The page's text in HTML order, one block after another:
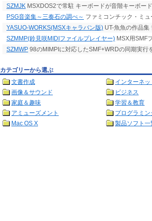
SZMJK MSXDOS2で常駐 キーボードが音階キーボー
PSG音楽集～三奏石の調べ～ ファミコンチック・ミュ
YASUO-WORKS(MSXキャラバン版) UT-魚魚の作品
SZMMP(鈴見咲MIDIファイルプレイヤー) MSX用SMF
SZMWP 98のMIMPIに対応したSMF+WRDの同期実行
カテゴリーから選ぶ
文書作成
インターネ
画像＆サウンド
ビジネス
家庭＆趣味
学習＆教育
アミューズメント
プログラミン
Mac OS X
製品ソフト一